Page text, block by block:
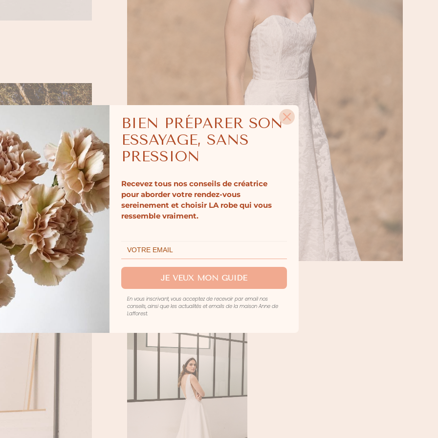
BIEN PRÉPARER SON
ESSAYAGE, SANS
PRESSION
Recevez tous nos conseils de créatrice
pour aborder votre rendez-vous
sereinement et choisir LA robe qui vous
ressemble vraiment.
JE VEUX MON GUIDE
En vous inscrivant, vous acceptez de recevoir par email nos
conseils, ainsi que les actualités et emails de la maison Anne de
Lafforest.